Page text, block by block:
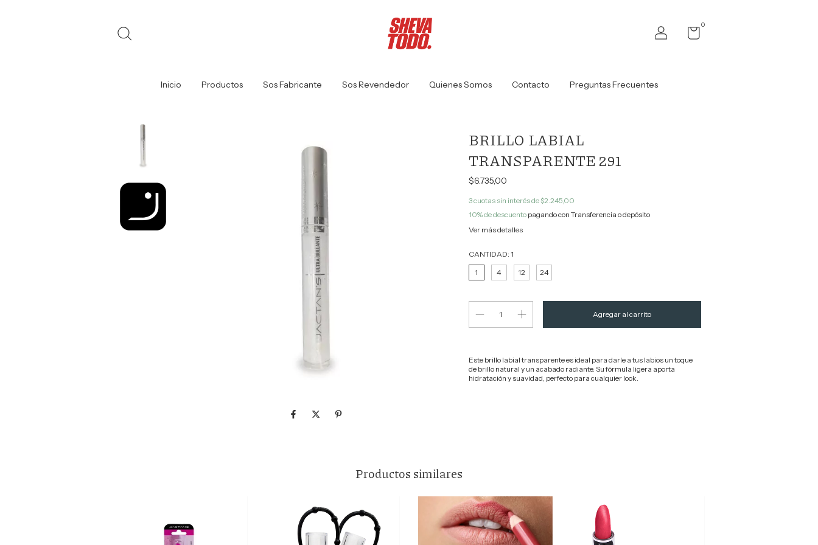
0
Inicio Productos Sos Fabricante Sos Revendedor Quienes Somos Contacto Preguntas Frecuentes
BRILLO LABIAL
TRANSPARENTE 291
$6.735,00
3cuotas sin interés de $2.245,00
10% de descuentopagando con Transferencia o depósito
Ver más detalles
CANTIDAD: 1
1
4 12 24
Este brillo labial transparente es ideal para darle a tus labios un toque
de brillo natural y un acabado radiante. Su fórmula ligera aporta
hidratación y suavidad, perfecto para cualquier look.
Productos similares